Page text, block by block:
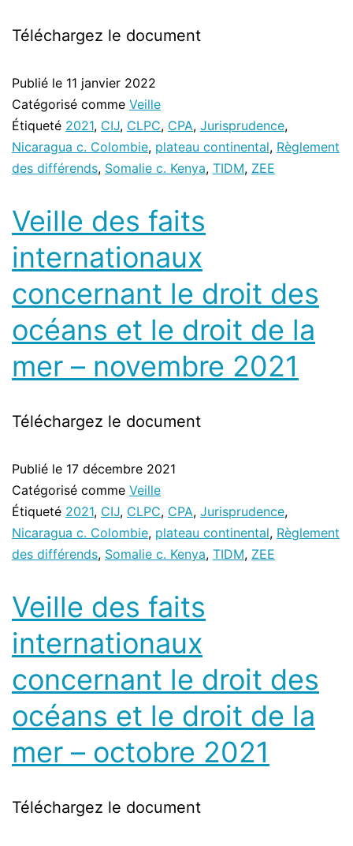
Téléchargez le document
Publié le 11 janvier 2022
Catégorisé comme Veille
Étiqueté 2021, CIJ, CLPC, CPA, Jurisprudence,
Nicaragua c. Colombie, plateau continental, Règlement
des différends, Somalie c. Kenya, TIDM, ZEE
Veille des faits
internationaux
concernant le droit des
océans et le droit de la
mer – novembre 2021
Téléchargez le document
Publié le 17 décembre 2021
Catégorisé comme Veille
Étiqueté 2021, CIJ, CLPC, CPA, Jurisprudence,
Nicaragua c. Colombie, plateau continental, Règlement
des différends, Somalie c. Kenya, TIDM, ZEE
Veille des faits
internationaux
concernant le droit des
océans et le droit de la
mer – octobre 2021
Téléchargez le document